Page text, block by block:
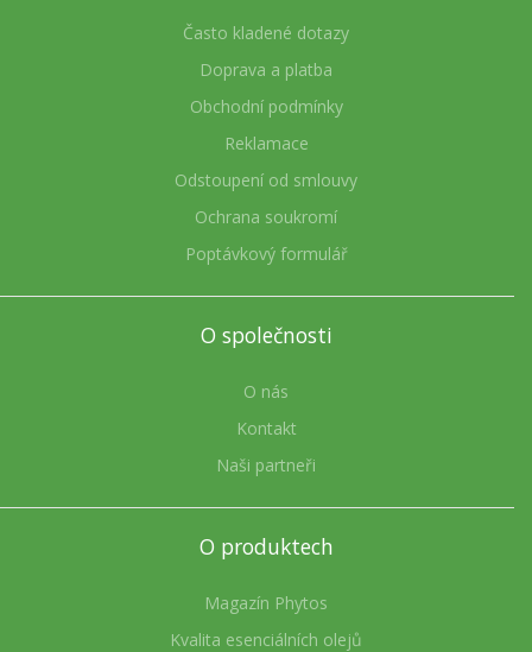
Často kladené dotazy
Doprava a platba
Obchodní podmínky
Reklamace
Odstoupení od smlouvy
Ochrana soukromí
Poptávkový formulář
O společnosti
O nás
Kontakt
Naši partneři
O produktech
Magazín Phytos
Kvalita esenciálních olejů